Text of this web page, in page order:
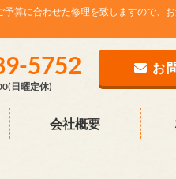
算に合わせた修理を致しますので、
5752
日曜定休)
お
会社概要